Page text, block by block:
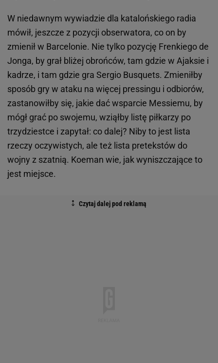
W niedawnym wywiadzie dla katalońskiego radia
mówił, jeszcze z pozycji obserwatora, co on by
zmienił w Barcelonie. Nie tylko pozycję Frenkiego de
Jonga, by grał bliżej obrońców, tam gdzie w Ajaksie i
kadrze, i tam gdzie gra Sergio Busquets. Zmieniłby
sposób gry w ataku na więcej pressingu i odbiorów,
zastanowiłby się, jakie dać wsparcie Messiemu, by
mógł grać po swojemu, wziąłby listę piłkarzy po
trzydziestce i zapytał: co dalej? Niby to jest lista
rzeczy oczywistych, ale też lista pretekstów do
wojny z szatnią. Koeman wie, jak wyniszczające to
jest miejsce.